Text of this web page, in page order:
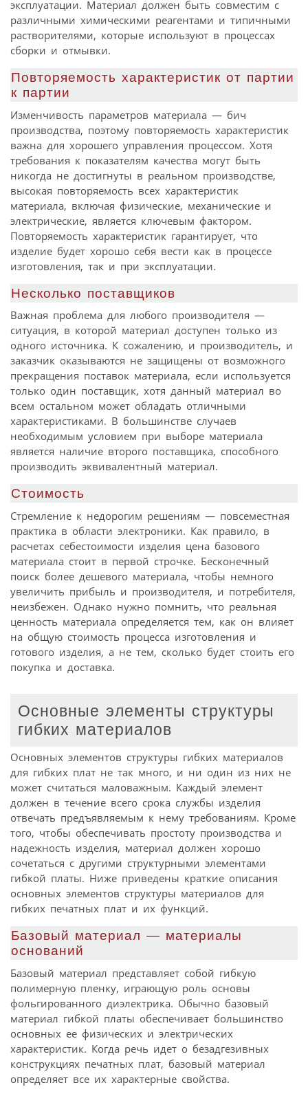
эксплуатации. Материал должен быть совместим с
различными химическими реагентами и типичными
растворителями, которые используют в процессах
сборки и отмывки.
Повторяемость характеристик от партии
к партии
Изменчивость параметров материала — бич
производства, поэтому повторяемость характеристик
важна для хорошего управления процессом. Хотя
требования к показателям качества могут быть
никогда не достигнуты в реальном производстве,
высокая повторяемость всех характеристик
материала, включая физические, механические и
электрические, является ключевым фактором.
Повторяемость характеристик гарантирует, что
изделие будет хорошо себя вести как в процессе
изготовления, так и при эксплуатации.
Несколько поставщиков
Важная проблема для любого производителя —
ситуация, в которой материал доступен только из
одного источника. К сожалению, и производитель, и
заказчик оказываются не защищены от возможного
прекращения поставок материала, если используется
только один поставщик, хотя данный материал во
всем остальном может обладать отличными
характеристиками. В большинстве случаев
необходимым условием при выборе материала
является наличие второго поставщика, способного
производить эквивалентный материал.
Стоимость
Стремление к недорогим решениям — повсеместная
практика в области электроники. Как правило, в
расчетах себестоимости изделия цена базового
материала стоит в первой строчке. Бесконечный
поиск более дешевого материала, чтобы немного
увеличить прибыль и производителя, и потребителя,
неизбежен. Однако нужно помнить, что реальная
ценность материала определяется тем, как он влияет
на общую стоимость процесса изготовления и
готового изделия, а не тем, сколько будет стоить его
покупка и доставка.
Основные элементы структуры
гибких материалов
Основных элементов структуры гибких материалов
для гибких плат не так много, и ни один из них не
может считаться маловажным. Каждый элемент
должен в течение всего срока службы изделия
отвечать предъявляемым к нему требованиям. Кроме
того, чтобы обеспечивать простоту производства и
надежность изделия, материал должен хорошо
сочетаться с другими структурными элементами
гибкой платы. Ниже приведены краткие описания
основных элементов структуры материалов для
гибких печатных плат и их функций.
Базовый материал — материалы
оснований
Базовый материал представляет собой гибкую
полимерную пленку, играющую роль основы
фольгированного диэлектрика. Обычно базовый
материал гибкой платы обеспечивает большинство
основных ее физических и электрических
характеристик. Когда речь идет о безадгезивных
конструкциях печатных плат, базовый материал
определяет все их характерные свойства.